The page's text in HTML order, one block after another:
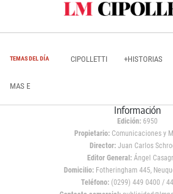
TEMAS DEL DÍA CIPOLLETTI +HISTORIAS
MAS E
Información
Edición: 6950
Propietario:Comunicaciones y
Director: Juan Carlos
Editor General:Ángel
Domicilio:Fotheringham 445,
Teléfono: (0299) 449 0400 /